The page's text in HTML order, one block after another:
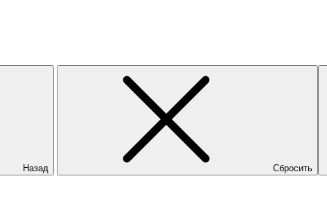
Назад Сбросить